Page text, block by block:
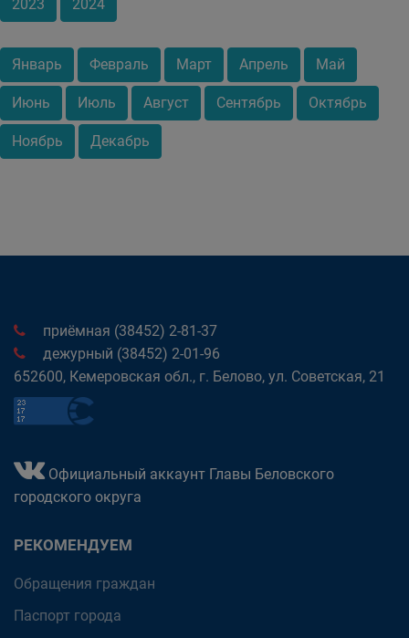
2023 2024
Январь Февраль Март Апрель Май
Июнь Июль Август Сентябрь Октябрь
Ноябрь Декабрь
приёмная (38452) 2-81-37
дежурный (38452) 2-01-96
652600, Кемеровская обл., г. Белово, ул. Советская, 21
Официальный аккаунт Главы Беловского
городского округа
РЕКОМЕНДУЕМ
Обращения граждан
Паспорт города